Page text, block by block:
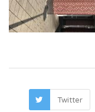
Twitter